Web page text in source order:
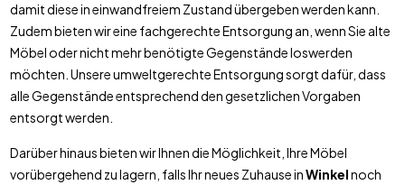
damit diese in einwandfreiem Zustand übergeben werden kann.
Zudem bieten wir eine fachgerechte Entsorgung an, wenn Sie alte
Möbel oder nicht mehr benötigte Gegenstände loswerden
möchten. Unsere umweltgerechte Entsorgung sorgt dafür, dass
alle Gegenstände entsprechend den gesetzlichen Vorgaben
entsorgt werden.
Darüber hinaus bieten wir Ihnen die Möglichkeit, Ihre Möbel
vorübergehend zu lagern, falls Ihr neues Zuhause inWinkelnoch